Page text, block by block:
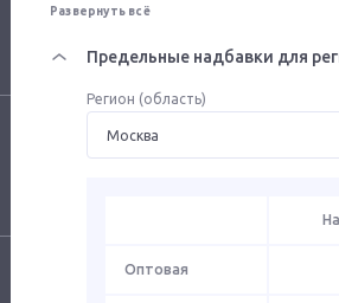
Развернуть всё
Предельные надбавки для
Регион (область)
Оптовая